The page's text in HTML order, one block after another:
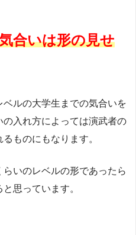
合いは形の見せ
ルの大学生までの気合いを
入れ方によっては演武者の
ものにもなります。
いのレベルの形であったら
思っています。